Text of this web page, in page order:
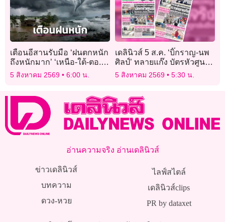
เตือนอีสานรับมือ ‘ฝนตกหนัก
ถึงหนักมาก’ ‘เหนือ-ใต้-ตอ.’
ตกหนักสะสม
5 สิงหาคม 2569 6:00 น.
เดลินิวส์ 5 ส.ค. ‘บิ๊กราญ-นพ
ศิลป์’ ทลายแก๊ง บัตรหัวศูนย์
จับ 17 จนท.-เจ้าบ้าน-เมียนมา
5 สิงหาคม 2569 5:30 น.
อ่านความจริง อ่านเดลินิวส์
ข่าวเดลินิวส์
บทความ
ดวง-หวย
ไลฟ์สไตล์
เดลินิวส์clips
PR by dataxet